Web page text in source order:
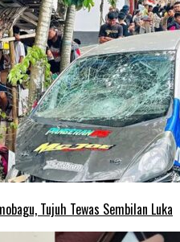
Tujuh Tewas Sembilan Luka